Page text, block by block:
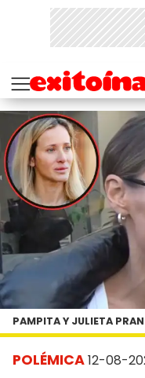
POLÉMICA12-08-
PAMPITA Y JULIETA